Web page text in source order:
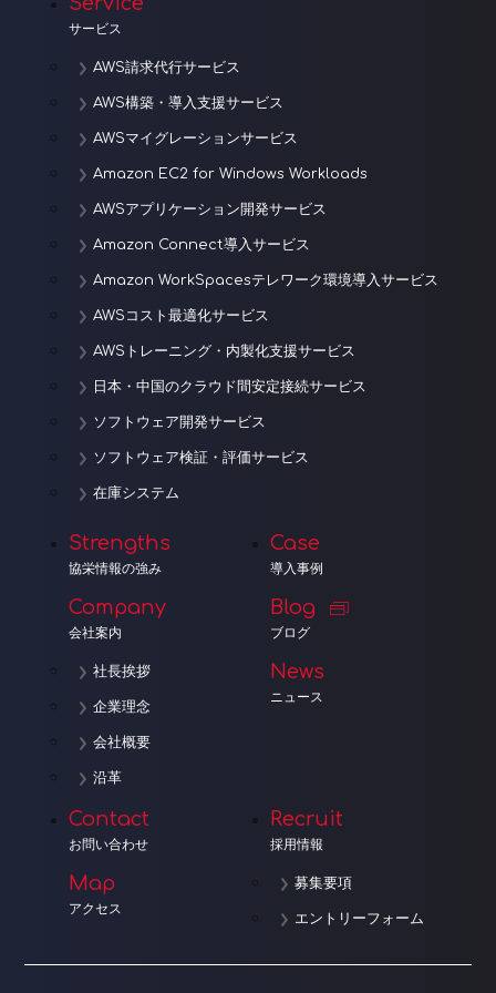
サービス
AWS請求代行サービス
AWS構築・導入支援サービス
AWSマイグレーションサービス
Amazon EC2 for Windows Workloads
AWSアプリケーション開発サービス
Amazon Connect導入サービス
Amazon WorkSpacesテレワーク環境導入サービス
AWSコスト最適化サービス
AWSトレーニング・内製化支援サービス
日本・中国のクラウド間安定接続サービス
ソフトウェア開発サービス
ソフトウェア検証・評価サービス
在庫システム
Strengths
協栄情報の強み
Company
会社案内
社長挨拶
企業理念
会社概要
沿革
Case
導入事例
Blog
ブログ
News
ニュース
Contact
お問い合わせ
Map
アクセス
Recruit
採用情報
募集要項
エントリーフォーム